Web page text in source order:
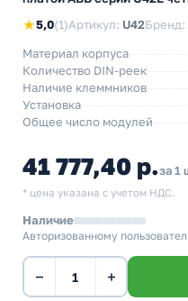
★5,0(1)Артикул: U42Бренд:
Материал корпуса
Количество DIN-реек
Наличие клеммников
Установка
Общее число модулей
41 777,40 р.за 1
* цена указана с учетом НДС.
Наличие
Авторизованному
− +